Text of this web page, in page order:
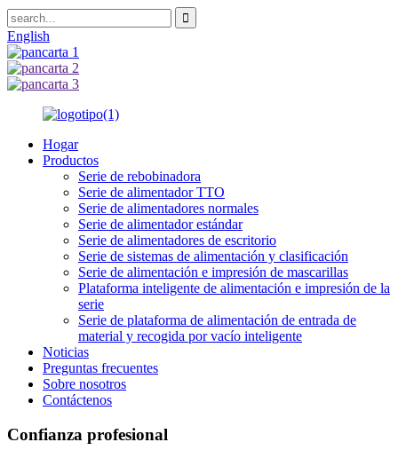
English
Hogar
Productos
Serie de rebobinadora
Serie de alimentador TTO
Serie de alimentadores normales
Serie de alimentador estándar
Serie de alimentadores de escritorio
Serie de sistemas de alimentación y clasificación
Serie de alimentación e impresión de mascarillas
Plataforma inteligente de alimentación e impresión de la
serie
Serie de plataforma de alimentación de entrada de
material y recogida por vacío inteligente
Noticias
Preguntas frecuentes
Sobre nosotros
Contáctenos
Confianza profesional